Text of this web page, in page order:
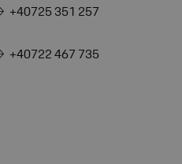
+40725 351 257
+40722 467 735